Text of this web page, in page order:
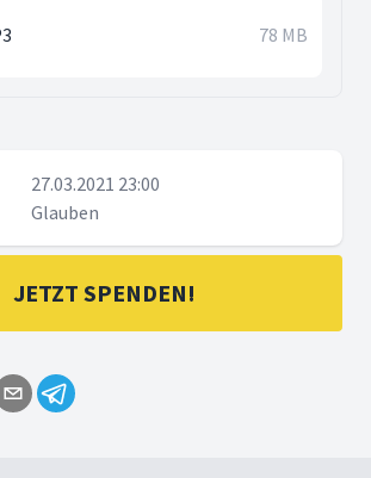
78 MB
27.03.2021 23:00
Glauben
JETZT SPENDEN!